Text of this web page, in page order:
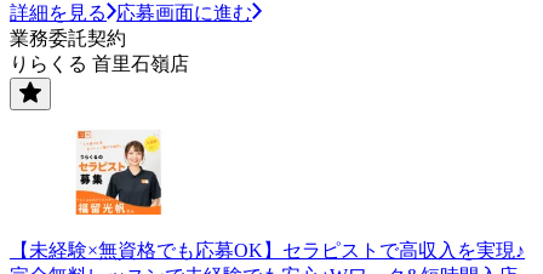
詳細を見る
応募画面に進む
業務委託契約
りらくる 首里石嶺店
【未経験×無資格でも応募OK】セラピストで高収入を実現♪